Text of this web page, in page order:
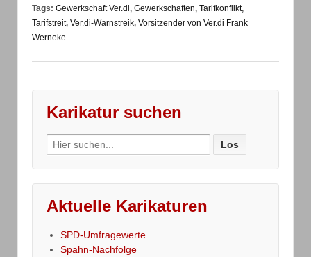
Tags: Gewerkschaft Ver.di, Gewerkschaften, Tarifkonflikt,
Tarifstreit, Ver.di-Warnstreik, Vorsitzender von Ver.di Frank
Werneke
Karikatur suchen
Search
for:
Aktuelle Karikaturen
SPD-Umfragewerte
Spahn-Nachfolge